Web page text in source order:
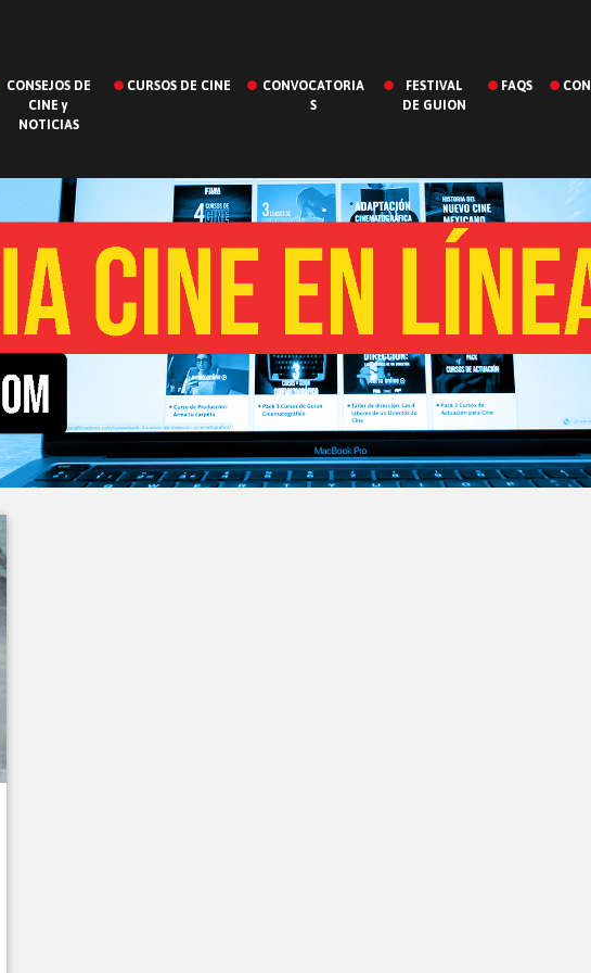
CONSEJOS DE
CINE y
NOTICIAS
CURSOS DE CINE
CONVOCATORIA
S
FESTIVAL
DE GUION
FAQS